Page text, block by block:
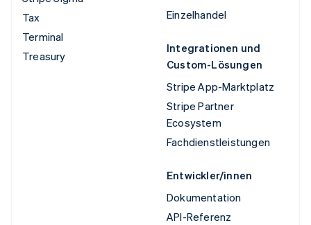
Tax
Terminal
Treasury
Einzelhandel
Integrationen und
Custom-Lösungen
Stripe App-Marktplatz
Stripe Partner
Ecosystem
Fachdienstleistungen
Entwickler/innen
Dokumentation
API-Referenz